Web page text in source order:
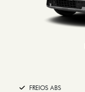
FREIOS ABS